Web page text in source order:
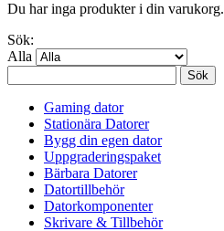
Du har inga produkter i din varukorg.
Sök:
Alla
Sök
Gaming dator
Stationära Datorer
Bygg din egen dator
Uppgraderingspaket
Bärbara Datorer
Datortillbehör
Datorkomponenter
Skrivare & Tillbehör